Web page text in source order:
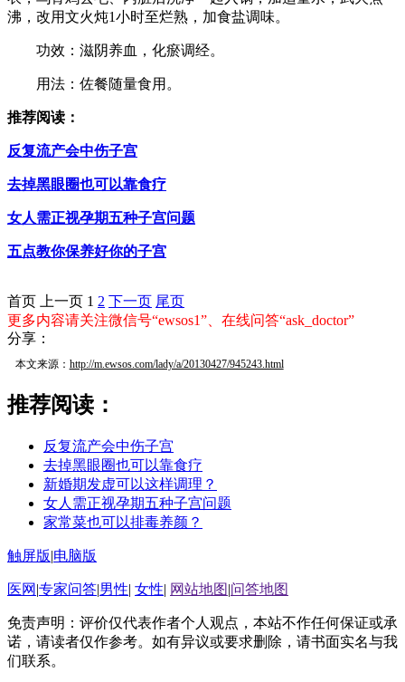
沸，改用文火炖1小时至烂熟，加食盐调味。
功效：滋阴养血，化瘀调经。
用法：佐餐随量食用。
推荐阅读：
反复流产会中伤子宫
去掉黑眼圈也可以靠食疗
女人需正视孕期五种子宫问题
五点教你保养好你的子宫
首页 上一页 1 2 下一页 尾页
更多内容请关注微信号“ewsos1”、在线问答“ask_doctor”
分享：
本文来源： http://m.ewsos.com/lady/a/20130427/945243.html
推荐阅读：
反复流产会中伤子宫
去掉黑眼圈也可以靠食疗
新婚期发虚可以这样调理？
女人需正视孕期五种子宫问题
家常菜也可以排毒养颜？
触屏版|电脑版
医网 |专家问答|男性| 女性| 网站地图 |问答地图
免责声明：评价仅代表作者个人观点，本站不作任何保证或承
诺，请读者仅作参考。如有异议或要求删除，请书面实名与我
们联系。